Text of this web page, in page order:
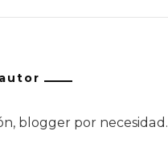
blogger por necesidad.